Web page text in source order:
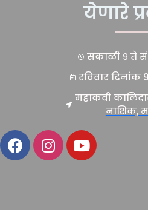
येणारे
सकाळी ९ ते
रविवार दिनांक
महाकवी
नाशिक,